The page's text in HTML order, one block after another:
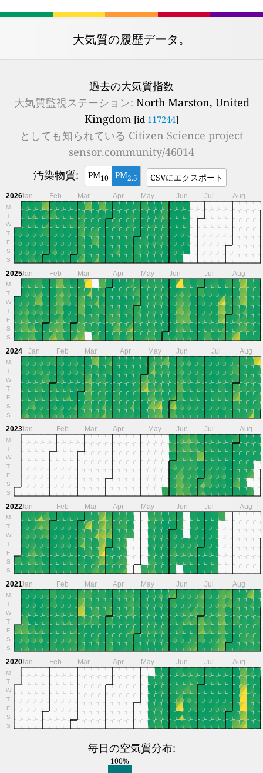
大気質の履歴データ。
過去の大気質指数
大気質監視ステーション: North Marston, United
Kingdom [id 117244]
としても知られている Citizen Science project
sensor.community/46014
汚染物質:
PM10 PM2.5 CSVにエクスポート
2026
M
T
W
T
F
S
S
Jan Feb Mar Apr May Jun Jul Aug
2025
M
T
W
T
F
S
S
Jan Feb Mar Apr May Jun Jul Aug
2024
M
T
W
T
F
S
S
Jan Feb Mar Apr May Jun Jul Aug
2023
M
T
W
T
F
S
S
Jan Feb Mar Apr May Jun Jul Aug
2022
M
T
W
T
F
S
S
Jan Feb Mar Apr May Jun Jul Aug
2021
M
T
W
T
F
S
S
Jan Feb Mar Apr May Jun Jul Aug
2020
M
T
W
T
F
S
S
Jan Feb Mar Apr May Jun Jul Aug
毎日の空気質分布:
100%